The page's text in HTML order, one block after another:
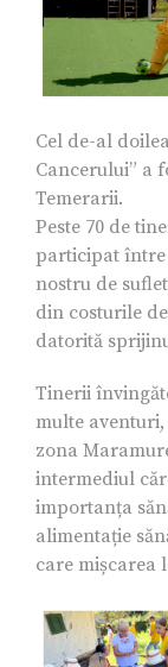
Cel de-al
Cancerului” a
Temerarii.
Peste 70 de
participat între
nostru de
din costurile
datorită
Tinerii
multe
zona
intermediul
importanța
alimentație
care mișcarea